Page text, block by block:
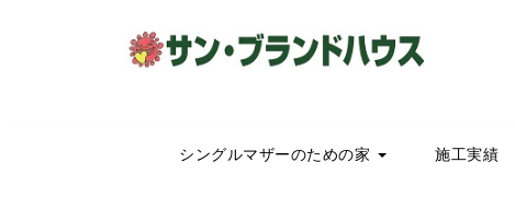
シングルマザーのための家 施工実績